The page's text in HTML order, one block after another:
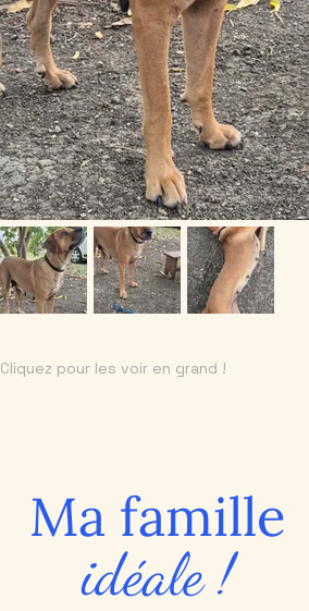
Cliquez pour les voir en grand !
idéale !
Ma famille